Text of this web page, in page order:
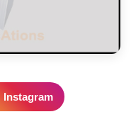
Instagram